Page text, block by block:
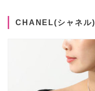
CHANEL(シャネル)